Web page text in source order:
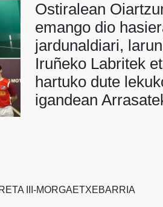
Ostiralean
emango dio
jardunaldiari,
Iruñeko Labritek
hartuko dute
igandean
III-MORGAETXEBARRIA